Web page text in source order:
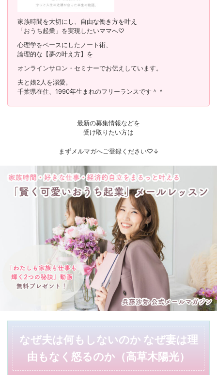
家族時間を大切にし、自由な働き方を叶え
「おうち起業」を実現したいママへ♡
心理学をベースにしたノート術、
論理的な【夢の叶え方】を
オンラインサロン・セミナーでお伝えしています。
夫と娘2人を溺愛。
千葉県在住、1990年生まれのフリーランスです＾＾
最新の募集情報などを
受け取りたい方は
まずメルマガへご登録ください♡↓
なぜ夫は何もしないのか なぜ妻は理
由もなく怒るのか（高草木陽光）